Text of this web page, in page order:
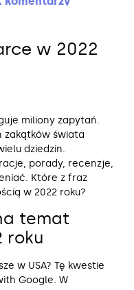
w 2022
miliony zapytań.
zakątków świata
dziedzin.
porady, recenzje,
Które z fraz
w 2022 roku?
temat
roku
w USA? Tę kwestie
Google. W